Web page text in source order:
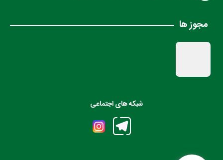
مجوز ها
شبکه های اجتماعی